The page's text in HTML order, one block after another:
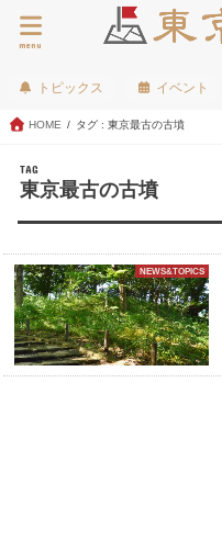
menu
トピックス イベント
HOME タグ : 東京最古の古墳
TAG
東京最古の古墳
NEWS&TOPICS